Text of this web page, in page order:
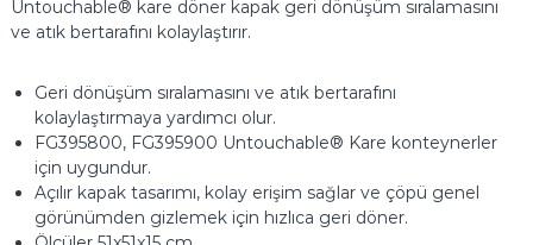
Untouchable® kare döner kapak geri dönüşüm sıralamasını
ve atık bertarafını kolaylaştırır.
Geri dönüşüm sıralamasını ve atık bertarafını
kolaylaştırmaya yardımcı olur.
FG395800, FG395900 Untouchable® Kare konteynerler
için uygundur.
Açılır kapak tasarımı, kolay erişim sağlar ve çöpü genel
görünümden gizlemek için hızlıca geri döner.